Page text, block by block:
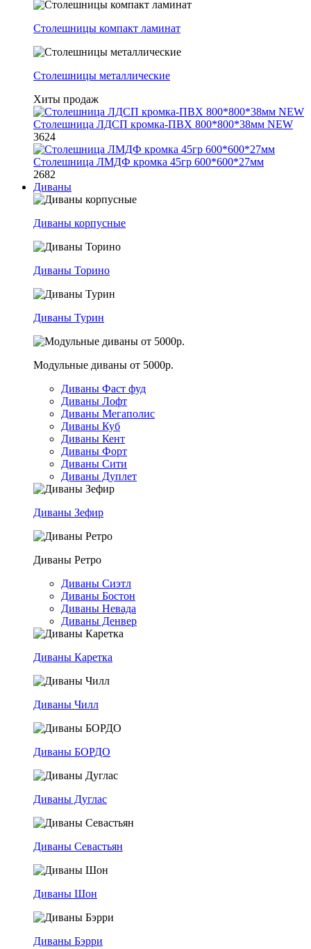
Столешницы компакт ламинат
Столешницы металлические
Хиты продаж
Столешница ЛДСП кромка-ПВХ 800*800*38мм NEW
3624
Столешница ЛМДФ кромка 45гр 600*600*27мм
2682
Диваны
Диваны корпусные
Диваны Торино
Диваны Турин
Модульные диваны от 5000р.
Диваны Фаст фуд
Диваны Лофт
Диваны Мегаполис
Диваны Куб
Диваны Кент
Диваны Форт
Диваны Сити
Диваны Дуплет
Диваны Зефир
Диваны Ретро
Диваны Сиэтл
Диваны Бостон
Диваны Невада
Диваны Денвер
Диваны Каретка
Диваны Чилл
Диваны БОРДО
Диваны Дуглас
Диваны Севастьян
Диваны Шон
Диваны Бэрри